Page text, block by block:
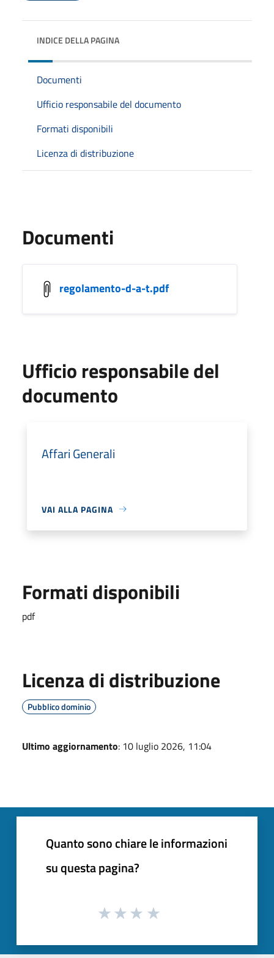
INDICE DELLA PAGINA
Documenti
Ufficio responsabile del documento
Formati disponibili
Licenza di distribuzione
Documenti
regolamento-d-a-t.pdf
Ufficio responsabile del
documento
Affari Generali
VAI ALLA PAGINA
Formati disponibili
pdf
Licenza di distribuzione
Pubblico dominio
Ultimo aggiornamento: 10 luglio 2026, 11:04
Quanto sono chiare le informazioni
su questa pagina?